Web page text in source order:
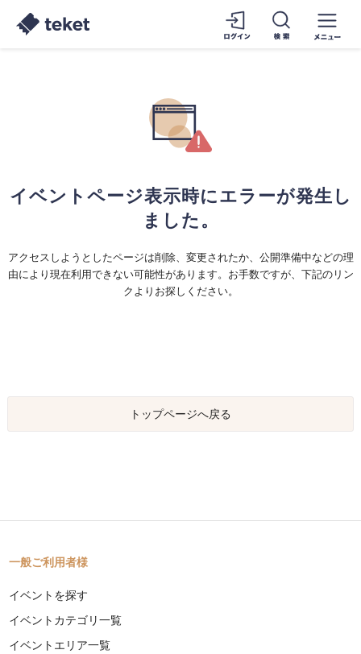
イベントページ表示時にエラーが発生し
ました。
アクセスしようとしたページは削除、変更されたか、公開準備中などの理
由により現在利用できない可能性があります。お手数ですが、下記のリン
クよりお探しください。
トップページへ戻る
一般ご利用者様
イベントを探す
イベントカテゴリ一覧
イベントエリア一覧